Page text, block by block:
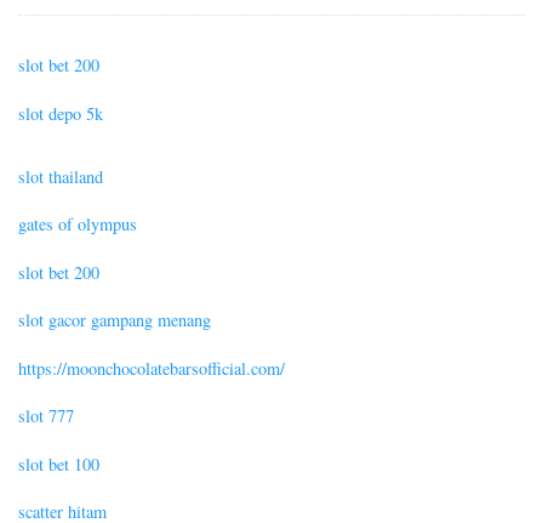
slot bet 200
slot depo 5k
slot thailand
gates of olympus
slot bet 200
slot gacor gampang menang
https://moonchocolatebarsofficial.com/
slot 777
slot bet 100
scatter hitam